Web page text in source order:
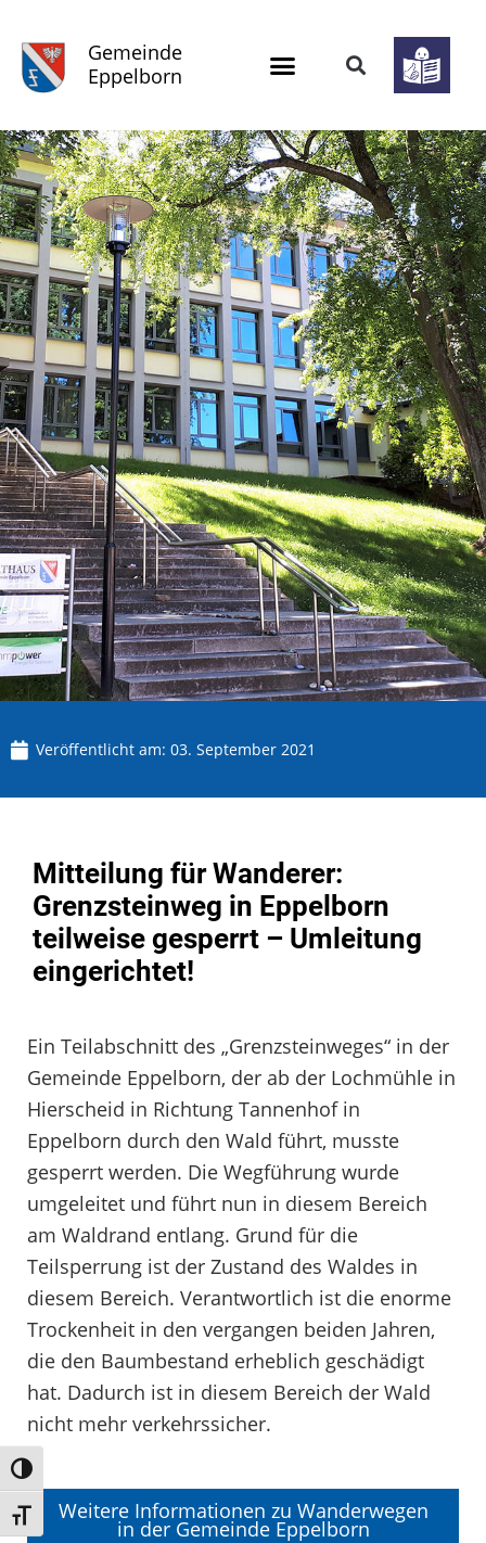
Umschalten auf hohe Kontraste
Schrift vergrößern
Gemeinde
Eppelborn
Veröffentlicht am: 03. September 2021
Mitteilung für Wanderer:
Grenzsteinweg in Eppelborn
teilweise gesperrt – Umleitung
eingerichtet!
Ein Teilabschnitt des „Grenzsteinweges“ in der
Gemeinde Eppelborn, der ab der Lochmühle in
Hierscheid in Richtung Tannenhof in
Eppelborn durch den Wald führt, musste
gesperrt werden. Die Wegführung wurde
umgeleitet und führt nun in diesem Bereich
am Waldrand entlang. Grund für die
Teilsperrung ist der Zustand des Waldes in
diesem Bereich. Verantwortlich ist die enorme
Trockenheit in den vergangen beiden Jahren,
die den Baumbestand erheblich geschädigt
hat. Dadurch ist in diesem Bereich der Wald
nicht mehr verkehrssicher.
Weitere Informationen zu Wanderwegen
in der Gemeinde Eppelborn